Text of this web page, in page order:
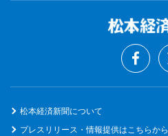
松本経済新聞について
プレスリリース・情報提供はこちらから